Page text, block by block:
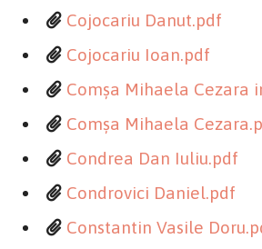
Cojocariu Danut.pdf
Cojocariu Ioan.pdf
Comşa Mihaela Cezara
Comşa Mihaela
Condrea Dan Iuliu.pdf
Condrovici Daniel.pdf
Constantin Vasile